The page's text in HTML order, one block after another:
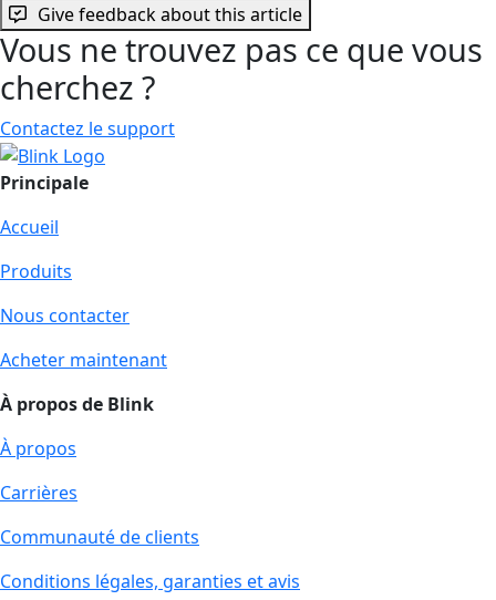
Give feedback about this article
Vous ne trouvez pas ce que vous
cherchez ?
Contactez le support
Principale
Accueil
Produits
Nous contacter
Acheter maintenant
À propos de Blink
À propos
Carrières
Communauté de clients
Conditions légales, garanties et avis